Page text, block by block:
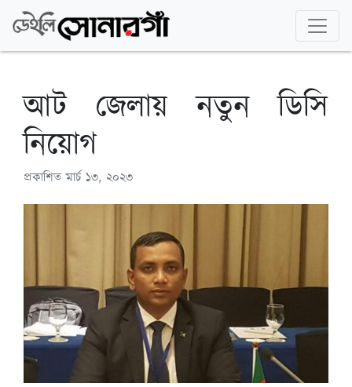
আট জেলায় নতুন ডিসি
নিয়োগ
প্রকাশিতমার্চ ১৩, ২০২৩